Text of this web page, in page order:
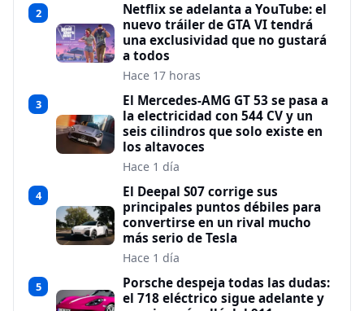
2
Netflix se adelanta a YouTube: el
nuevo tráiler de GTA VI tendrá
una exclusividad que no gustará
a todos
Hace 17 horas
3
El Mercedes-AMG GT 53 se pasa a
la electricidad con 544 CV y un
seis cilindros que solo existe en
los altavoces
Hace 1 día
4
El Deepal S07 corrige sus
principales puntos débiles para
convertirse en un rival mucho
más serio de Tesla
Hace 1 día
5
Porsche despeja todas las dudas:
el 718 eléctrico sigue adelante y